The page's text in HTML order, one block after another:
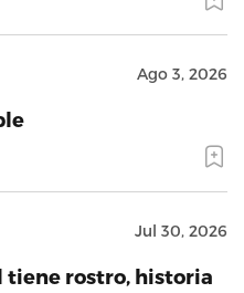
Ago 3, 2026
Jul 30, 2026
tiene rostro, historia